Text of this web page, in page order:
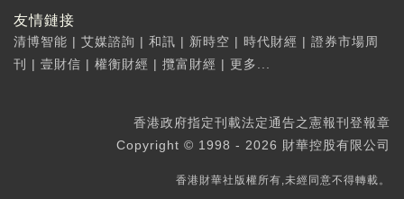
友情鏈接
清博智能 | 艾媒諮詢 | 和訊 | 新時空 | 時代財經 | 證券市場周
刊
| 壹財信 | 權衡財經 | 攬富財經 | 更多...
香港政府指定刊載法定通告之憲報刊登報章
Copyright © 1998 - 2026 財華控股有限公司
香港財華社版權所有,未經同意不得轉載。